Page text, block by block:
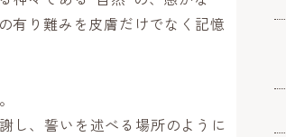
有り難みを皮膚だけでなく記憶
し、誓いを述べる場所のように